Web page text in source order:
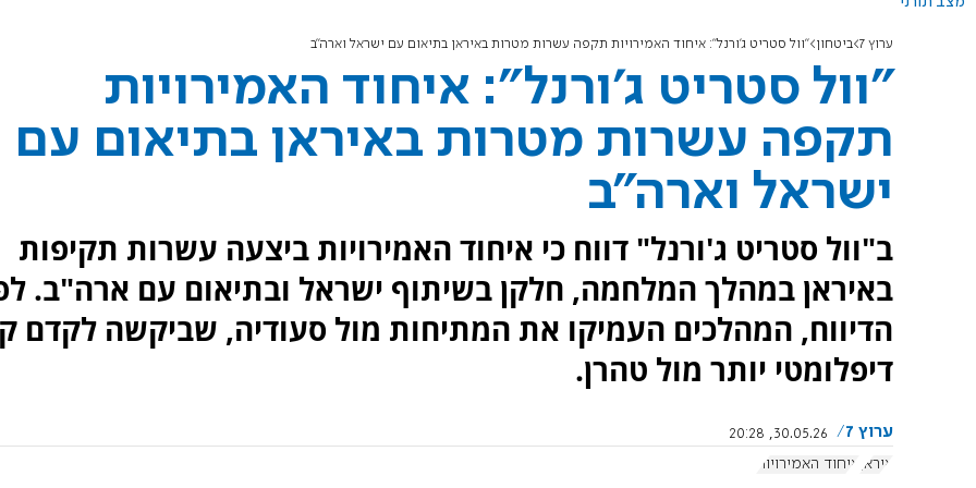
ערוץ 7 ביטחון "וול סטריט ג'ורנל": איחוד האמירויות תקפה עשרות מטרות באיראן בתיאום עם ישראל וארה"ב
"וול סטריט ג'ורנל": איחוד האמירויות
תקפה עשרות מטרות באיראן בתיאום עם
ישראל וארה"ב
ב"וול סטריט ג'ורנל" דווח כי איחוד האמירויות ביצעה עשרות תקיפות
באיראן במהלך המלחמה, חלקן בשיתוף ישראל ובתיאום עם ארה"ב.
הדיווח, המהלכים העמיקו את המתיחות מול סעודיה, שביקשה לקדם
דיפלומטי יותר מול טהרן.
ערוץ 7
30.05.26, 20:28
איראן איחוד האמירויות